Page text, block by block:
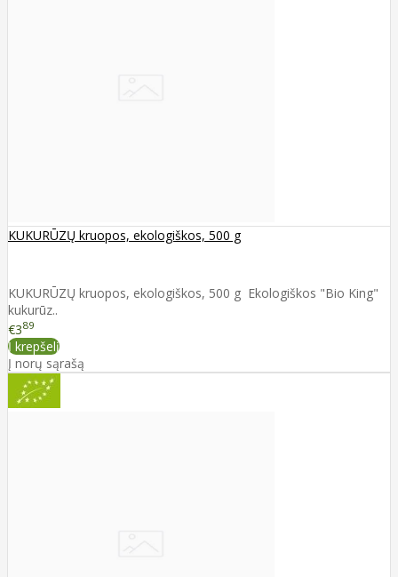
KUKURŪZŲ kruopos, ekologiškos, 500 g
KUKURŪZŲ kruopos, ekologiškos, 500 g Ekologiškos "Bio King"
kukurūz..
€389
Į krepšelį
Į norų sąrašą